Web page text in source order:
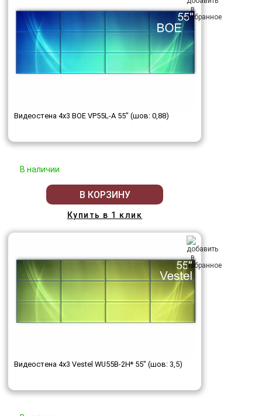
Видеостена 4x3 BOE VP55L-A 55" (шов: 0,88)
В наличии
В КОРЗИНУ
Купить в 1 клик
Видеостена 4x3 Vestel WU55B-2H* 55" (шов: 3,5)